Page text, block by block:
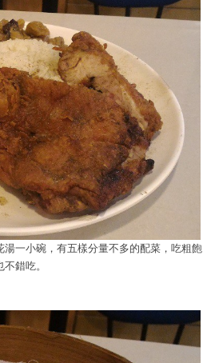
一小碗，有五樣分量不多的配菜，吃粗飽
錯吃。